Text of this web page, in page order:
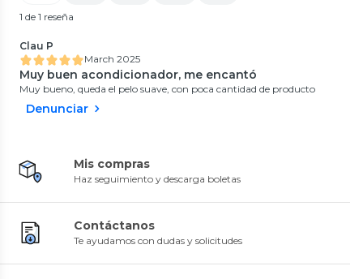
1 de 1 reseña
Clau P
March 2025
Muy buen acondicionador, me encantó
Muy bueno, queda el pelo suave, con poca cantidad de producto
Denunciar
Mis compras
Haz seguimiento y descarga boletas
Contáctanos
Te ayudamos con dudas y solicitudes